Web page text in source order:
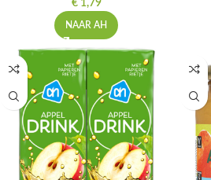
€1,79
NAAR AH